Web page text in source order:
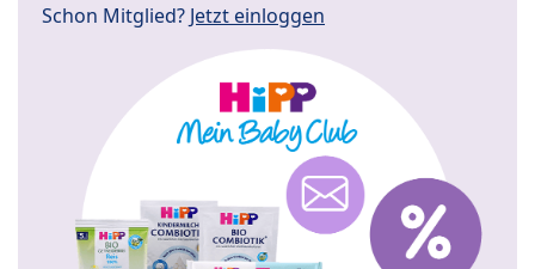
Schon Mitglied? Jetzt einloggen